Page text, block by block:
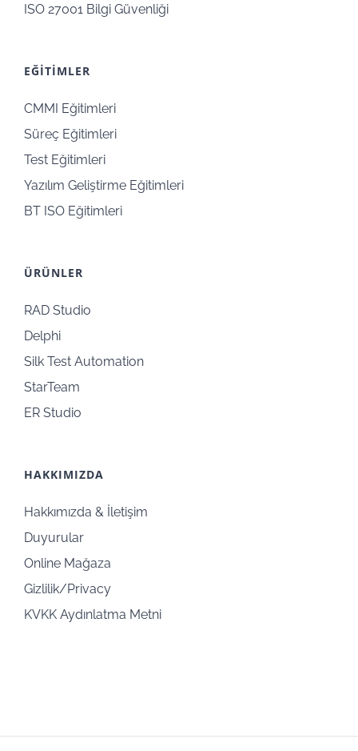
ISO 27001 Bilgi Güvenliği
EĞİTİMLER
CMMI Eğitimleri
Süreç Eğitimleri
Test Eğitimleri
Yazılım Geliştirme Eğitimleri
BT ISO Eğitimleri
ÜRÜNLER
RAD Studio
Delphi
Silk Test Automation
StarTeam
ER Studio
HAKKIMIZDA
Hakkımızda & İletişim
Duyurular
Online Mağaza
Gizlilik/Privacy
KVKK Aydınlatma Metni